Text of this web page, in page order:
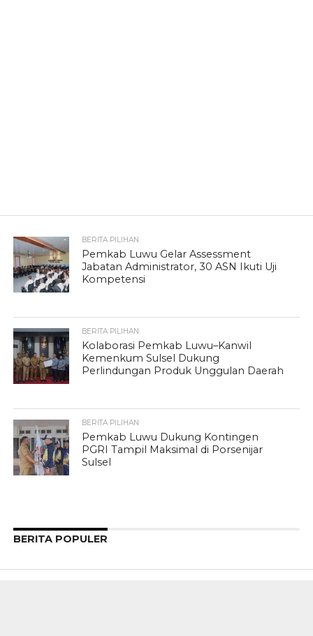
BERITA PILIHAN
Pemkab Luwu Gelar Assessment
Jabatan Administrator, 30 ASN Ikuti Uji
Kompetensi
BERITA PILIHAN
Kolaborasi Pemkab Luwu–Kanwil
Kemenkum Sulsel Dukung
Perlindungan Produk Unggulan Daerah
BERITA PILIHAN
Pemkab Luwu Dukung Kontingen
PGRI Tampil Maksimal di Porsenijar
Sulsel
BERITA POPULER